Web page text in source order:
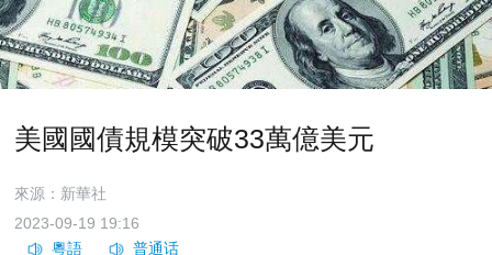
美國國債規模突破33萬億美元
來源：新華社
2023-09-19 19:16